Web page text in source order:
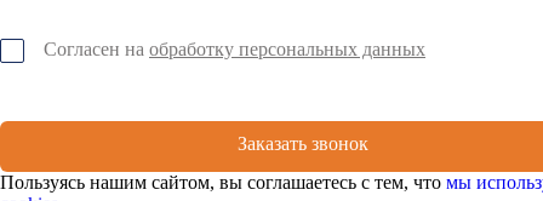
Согласен на обработку персональных данных
Заказать звонок
Пользуясь нашим сайтом, вы соглашаетесь с тем, что мы